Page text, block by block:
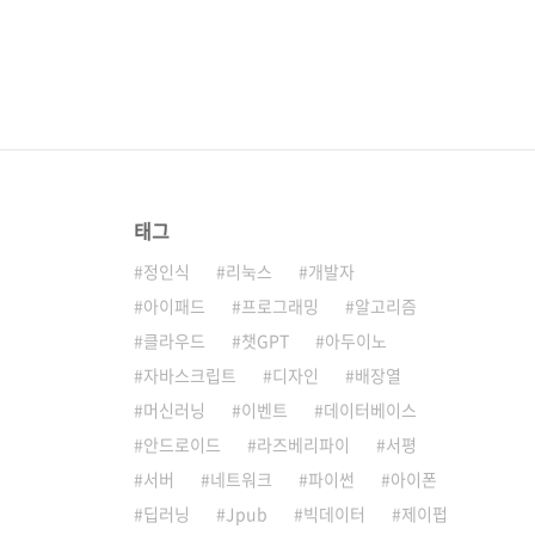
태그
정인식 리눅스
개발자
아이패드
프로그래밍
알고리즘
클라우드
챗GPT
아두이노
자바스크립트
디자인
배장열
머신러닝
이벤트
데이터베이스
안드로이드
라즈베리파이
서평
서버
네트워크 파이썬
아이폰
딥러닝
Jpub 빅데이터 제이펍